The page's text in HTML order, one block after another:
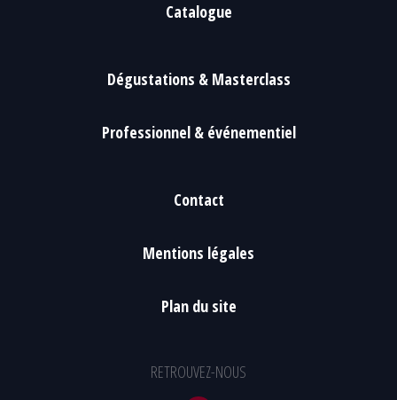
Catalogue
Dégustations & Masterclass
Professionnel & événementiel
Contact
Mentions légales
Plan du site
RETROUVEZ-NOUS